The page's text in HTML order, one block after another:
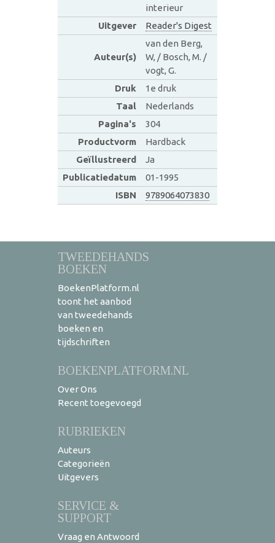
interieur
Uitgever
Reader's Digest
Auteur(s)
van den Berg,
W, / Bosch, M. /
vogt, G.
Druk
1e druk
Taal
Nederlands
Pagina's
304
Productvorm
Hardback
Geïllustreerd
Ja
Publicatiedatum
01-1995
ISBN
9789064073830
TWEEDEHANDS
BOEKEN
BoekenPlatform.nl
toont het aanbod
van tweedehands
boeken en
tijdschriften
BOEKENPLATFORM.NL
Over Ons
Recent toegevoegd
RUBRIEKEN
Auteurs
Categorieën
Uitgevers
SERVICE &
SUPPORT
Vraag en Antwoord